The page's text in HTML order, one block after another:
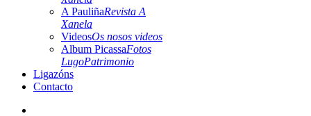
A PauliñaRevista A
Xanela
VideosOs nosos videos
Album PicassaFotos
LugoPatrimonio
Ligazóns
Contacto